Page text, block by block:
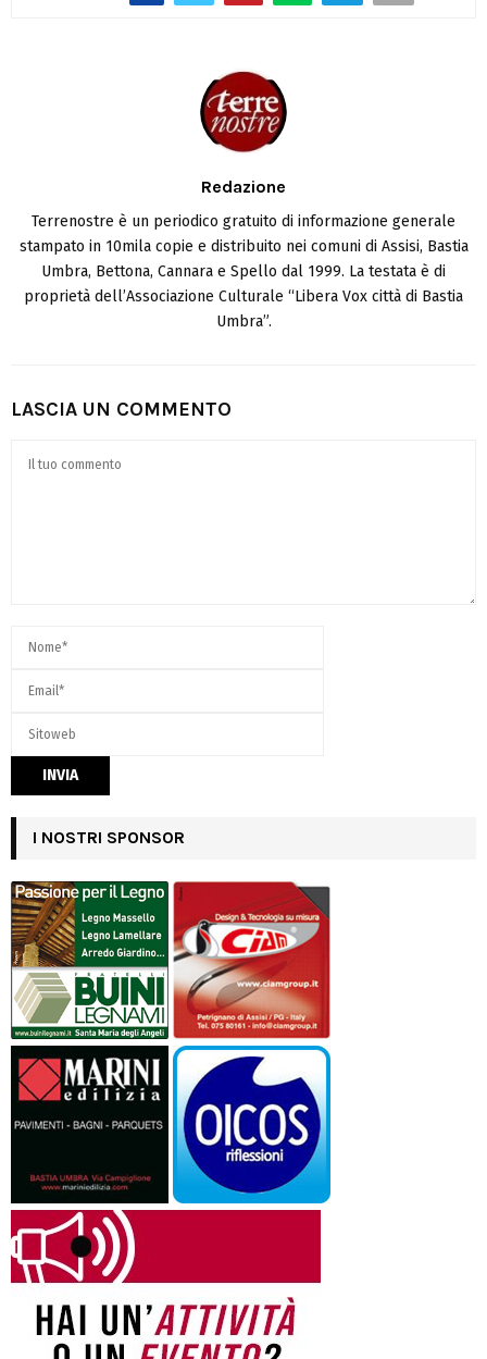
Redazione
Terrenostre è un periodico gratuito di informazione generale
stampato in 10mila copie e distribuito nei comuni di Assisi, Bastia
Umbra, Bettona, Cannara e Spello dal 1999. La testata è di
proprietà dell’Associazione Culturale “Libera Vox città di Bastia
Umbra”.
LASCIA UN COMMENTO
I NOSTRI SPONSOR